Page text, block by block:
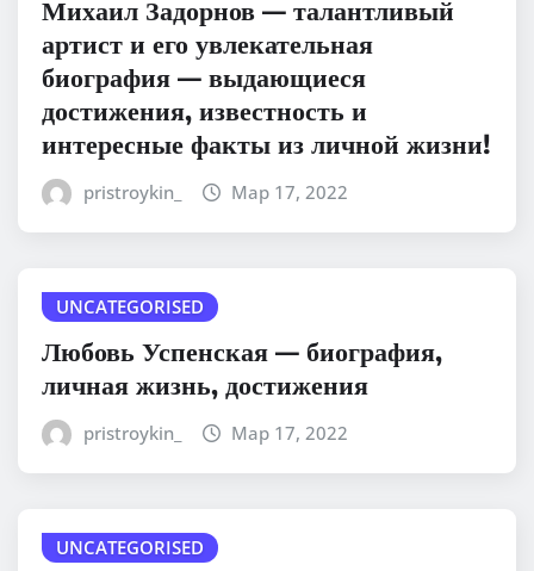
Михаил Задорнов — талантливый
артист и его увлекательная
биография — выдающиеся
достижения, известность и
интересные факты из личной жизни!
pristroykin_ Мар 17, 2022
UNCATEGORISED
Любовь Успенская — биография,
личная жизнь, достижения
pristroykin_ Мар 17, 2022
UNCATEGORISED